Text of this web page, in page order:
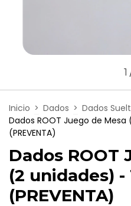
1
Inicio > Dados > Dados
Dados ROOT Juego de
(PREVENTA)
Dados ROOT
(2 unidades)
(PREVENTA)